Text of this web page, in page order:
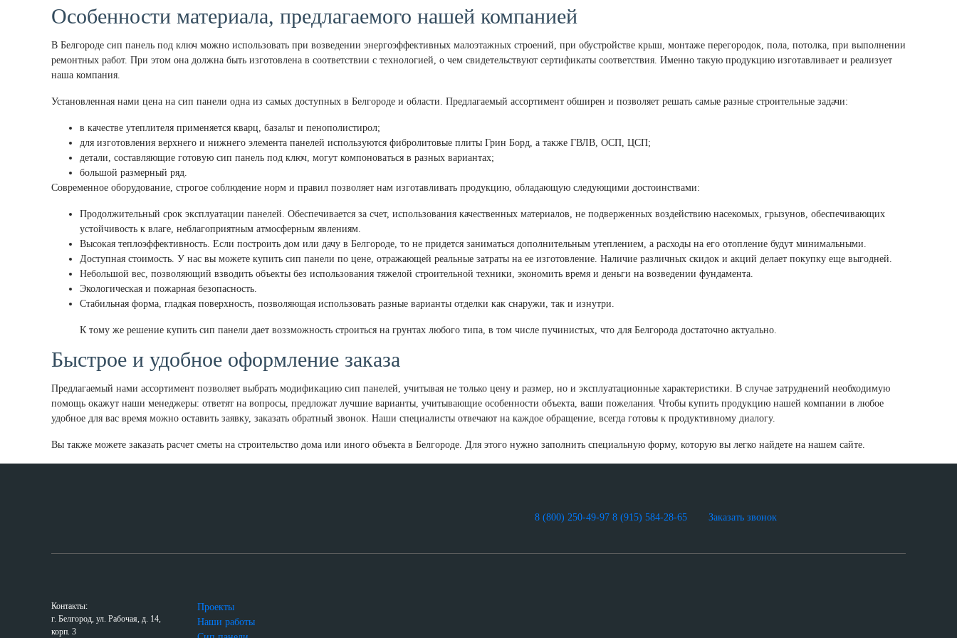
Особенности материала, предлагаемого нашей компанией
В Белгороде сип панель под ключ можно использовать при возведении энергоэффективных малоэтажных строений, при обустройстве крыш, монтаже перегородок, пола, потолка, при выполнении
ремонтных работ. При этом она должна быть изготовлена в соответствии с технологией, о чем свидетельствуют сертификаты соответствия. Именно такую продукцию изготавливает и реализует
наша компания.
Установленная нами цена на сип панели одна из самых доступных в Белгороде и области. Предлагаемый ассортимент обширен и позволяет решать самые разные строительные задачи:
в качестве утеплителя применяется кварц, базальт и пенополистирол;
для изготовления верхнего и нижнего элемента панелей используются фибролитовые плиты Грин Борд, а также ГВЛВ, ОСП, ЦСП;
детали, составляющие готовую сип панель под ключ, могут компоноваться в разных вариантах;
большой размерный ряд.
Современное оборудование, строгое соблюдение норм и правил позволяет нам изготавливать продукцию, обладающую следующими достоинствами:
Продолжительный срок эксплуатации панелей. Обеспечивается за счет, использования качественных материалов, не подверженных воздействию насекомых, грызунов, обеспечивающих
устойчивость к влаге, неблагоприятным атмосферным явлениям.
Высокая теплоэффективность. Если построить дом или дачу в Белгороде, то не придется заниматься дополнительным утеплением, а расходы на его отопление будут минимальными.
Доступная стоимость. У нас вы можете купить сип панели по цене, отражающей реальные затраты на ее изготовление. Наличие различных скидок и акций делает покупку еще выгодней.
Небольшой вес, позволяющий взводить объекты без использования тяжелой строительной техники, экономить время и деньги на возведении фундамента.
Экологическая и пожарная безопасность.
Стабильная форма, гладкая поверхность, позволяющая использовать разные варианты отделки как снаружи, так и изнутри.
К тому же решение купить сип панели дает воззможность строиться на грунтах любого типа, в том числе пучинистых, что для Белгорода достаточно актуально.
Быстрое и удобное оформление заказа
Предлагаемый нами ассортимент позволяет выбрать модификацию сип панелей, учитывая не только цену и размер, но и эксплуатационные характеристики. В случае затруднений необходимую
помощь окажут наши менеджеры: ответят на вопросы, предложат лучшие варианты, учитывающие особенности объекта, ваши пожелания. Чтобы купить продукцию нашей компании в любое
удобное для вас время можно оставить заявку, заказать обратный звонок. Наши специалисты отвечают на каждое обращение, всегда готовы к продуктивному диалогу.
Вы также можете заказать расчет сметы на строительство дома или иного объекта в Белгороде. Для этого нужно заполнить специальную форму, которую вы легко найдете на нашем сайте.
8 (800) 250-49-97 8 (915) 584-28-65 Заказать звонок
Контакты:
г. Белгород, ул. Рабочая, д. 14,
корп. 3
Проекты
Наши работы